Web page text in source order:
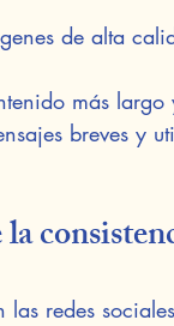
de alta
más
breves y
las redes